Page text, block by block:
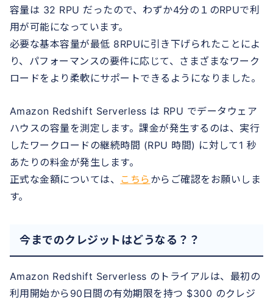
容量は 32 RPU だったので、わずか4分の１のRPUで利
用が可能になっています。
必要な基本容量が最低 8RPUに引き下げられたことによ
り、パフォーマンスの要件に応じて、さまざまなワーク
ロードをより柔軟にサポートできるようになりました。
Amazon Redshift Serverless は RPU でデータウェア
ハウスの容量を測定します。課金が発生するのは、実行
したワークロードの継続時間 (RPU 時間) に対して1 秒
あたりの料金が発生します。
正式な金額については、 こちら からご確認をお願いしま
す。
今までのクレジットはどうなる？？
Amazon Redshift Serverless のトライアルは、最初の
利用開始から90日間の有効期限を持つ $300 のクレジ